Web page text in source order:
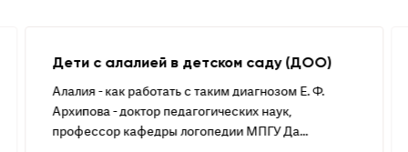
Дети с алалией в детском саду (ДОО)
Алалия - как работать с таким диагнозом Е. Ф.
Архипова - доктор педагогических наук,
профессор кафедры логопедии МПГУ Да...